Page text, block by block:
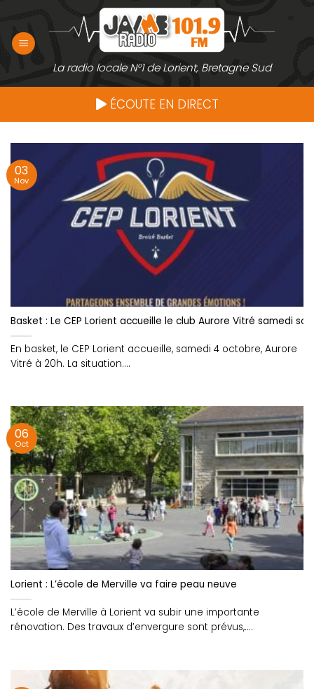
contenu
La radio locale N°1 de Lorient, Bretagne Sud
ÉCOUTE EN DIRECT
Basket : Le CEP Lorient accueille le club Aurore Vitré samedi soir
En basket, le CEP Lorient accueille, samedi 4 octobre, Aurore
Vitré à 20h. La situation....
03
Nov
Lorient : L’école de Merville va faire peau neuve
L’école de Merville à Lorient va subir une importante
rénovation. Des travaux d’envergure sont prévus,....
06
Oct